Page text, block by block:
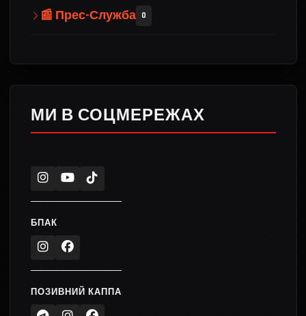
📰 Прес-Служба 0
МИ В СОЦМЕРЕЖАХ
БПАК
ПОЗИВНИЙ КАППА